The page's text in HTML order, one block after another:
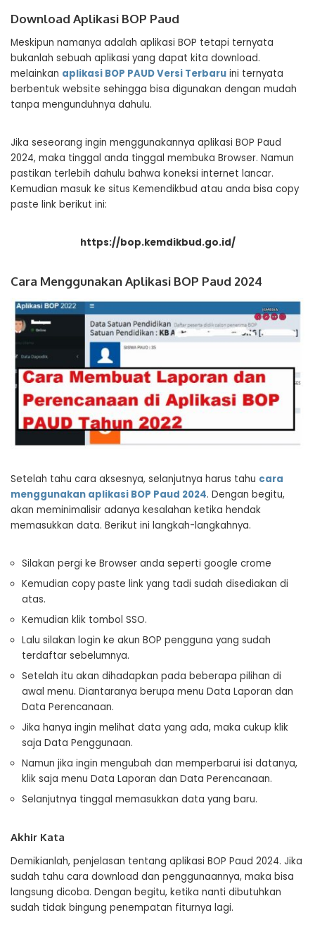
Download Aplikasi BOP Paud
Meskipun namanya adalah aplikasi BOP tetapi ternyata
bukanlah sebuah aplikasi yang dapat kita download.
melainkan aplikasi BOP PAUD Versi Terbaru ini ternyata
berbentuk website sehingga bisa digunakan dengan mudah
tanpa mengunduhnya dahulu.
Jika seseorang ingin menggunakannya aplikasi BOP Paud
2024, maka tinggal anda tinggal membuka Browser. Namun
pastikan terlebih dahulu bahwa koneksi internet lancar.
Kemudian masuk ke situs Kemendikbud atau anda bisa copy
paste link berikut ini:
https://bop.kemdikbud.go.id/
Cara Menggunakan Aplikasi BOP Paud 2024
Setelah tahu cara aksesnya, selanjutnya harus tahu cara
menggunakan aplikasi BOP Paud 2024. Dengan begitu,
akan meminimalisir adanya kesalahan ketika hendak
memasukkan data. Berikut ini langkah-langkahnya.
Silakan pergi ke Browser anda seperti google crome
Kemudian copy paste link yang tadi sudah disediakan di
atas.
Kemudian klik tombol SSO.
Lalu silakan login ke akun BOP pengguna yang sudah
terdaftar sebelumnya.
Setelah itu akan dihadapkan pada beberapa pilihan di
awal menu. Diantaranya berupa menu Data Laporan dan
Data Perencanaan.
Jika hanya ingin melihat data yang ada, maka cukup klik
saja Data Penggunaan.
Namun jika ingin mengubah dan memperbarui isi datanya,
klik saja menu Data Laporan dan Data Perencanaan.
Selanjutnya tinggal memasukkan data yang baru.
Akhir Kata
Demikianlah, penjelasan tentang aplikasi BOP Paud 2024. Jika
sudah tahu cara download dan penggunaannya, maka bisa
langsung dicoba. Dengan begitu, ketika nanti dibutuhkan
sudah tidak bingung penempatan fiturnya lagi.